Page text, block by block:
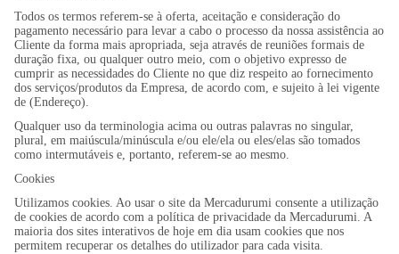
Todos os termos referem-se à oferta, aceitação e consideração do
pagamento necessário para levar a cabo o processo da nossa assistência ao
Cliente da forma mais apropriada, seja através de reuniões formais de
duração fixa, ou qualquer outro meio, com o objetivo expresso de
cumprir as necessidades do Cliente no que diz respeito ao fornecimento
dos serviços/produtos da Empresa, de acordo com, e sujeito à lei vigente
de (Endereço).
Qualquer uso da terminologia acima ou outras palavras no singular,
plural, em maiúscula/minúscula e/ou ele/ela ou eles/elas são tomados
como intermutáveis e, portanto, referem-se ao mesmo.
Cookies
Utilizamos cookies. Ao usar o site da Mercadurumi consente a utilização
de cookies de acordo com a política de privacidade da Mercadurumi. A
maioria dos sites interativos de hoje em dia usam cookies que nos
permitem recuperar os detalhes do utilizador para cada visita.